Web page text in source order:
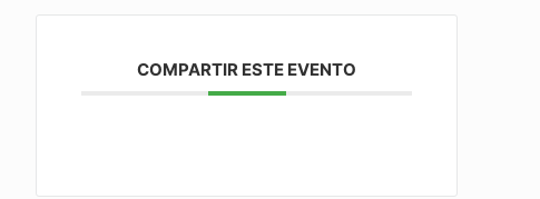
COMPARTIR ESTE EVENTO